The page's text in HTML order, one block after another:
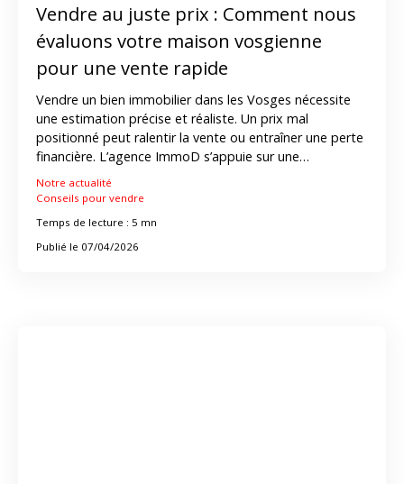
Vendre au juste prix : Comment nous
évaluons votre maison vosgienne
pour une vente rapide
Vendre un bien immobilier dans les Vosges nécessite
une estimation précise et réaliste. Un prix mal
positionné peut ralentir la vente ou entraîner une perte
financière. L’agence ImmoD s’appuie sur une
méthodologie rigoureuse combinant analyse de
marché et expertise terrain pour déterminer le juste
contexte local, elle optimise les délais de vente et
maximise la valeur du bien. Dans un marché plus
Notre actualité
Conseils pour vendre
Temps de lecture : 5 mn
Publié le 07/04/2026